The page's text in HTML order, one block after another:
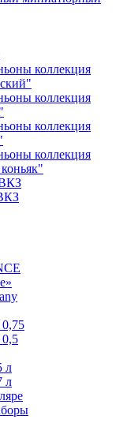
коллекция
коллекция
коллекция
коллекция
0,5
л
л